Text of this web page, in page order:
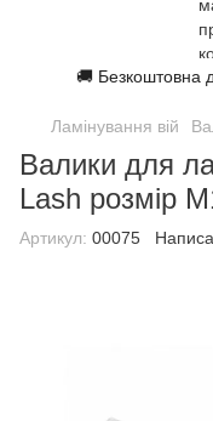
🚚 Безкоштовна
Ламінування вій
Валики для
Lash розмір
Артикул: 00075